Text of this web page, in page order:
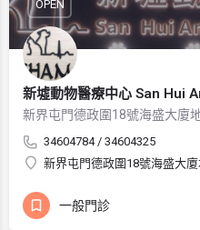
新墟動物醫療中心 San Hui
新界屯門德政圍18號海盛大廈
34604784 / 34604325
新界屯門德政圍18號海盛大廈
OPEN
一般門診